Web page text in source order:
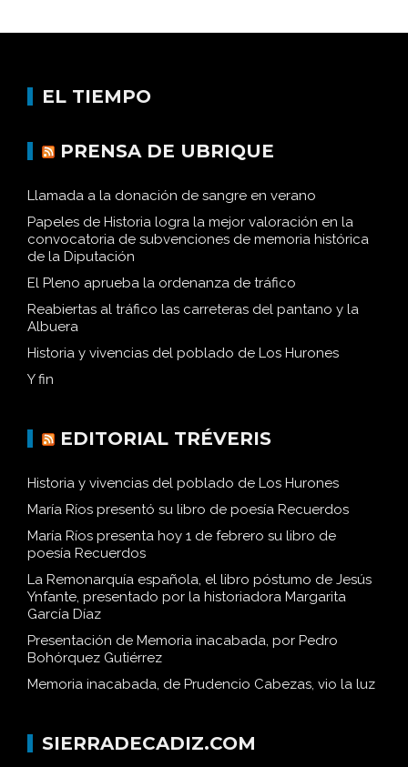
EL TIEMPO
PRENSA DE UBRIQUE
Llamada a la donación de sangre en verano
Papeles de Historia logra la mejor valoración en la
convocatoria de subvenciones de memoria histórica
de la Diputación
El Pleno aprueba la ordenanza de tráfico
Reabiertas al tráfico las carreteras del pantano y la
Historia y vivencias del poblado de Los Hurones
EDITORIAL TRÉVERIS
Historia y vivencias del poblado de Los Hurones
María Ríos presentó su libro de poesía Recuerdos
María Ríos presenta hoy 1 de febrero su libro de
poesía Recuerdos
La Remonarquía española, el libro póstumo de Jesús
Ynfante, presentado por la historiadora Margarita
Presentación de Memoria inacabada, por Pedro
Bohórquez Gutiérrez
Memoria inacabada, de Prudencio Cabezas, vio la luz
SIERRADECADIZ.COM